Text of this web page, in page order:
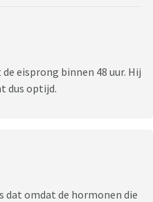
eisprong binnen 48 uur. Hij
dus optijd.
omdat de hormonen die